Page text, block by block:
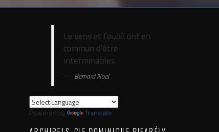
Le sens et l’oubli ont en
commun d’être
interminables.
Bernard Noël
Powered by Translate